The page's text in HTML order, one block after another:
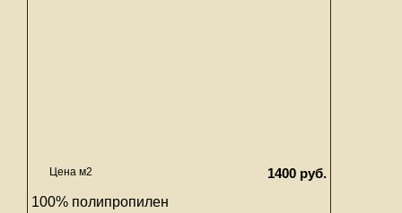
Цена м2
1400 руб.
100% полипропилен